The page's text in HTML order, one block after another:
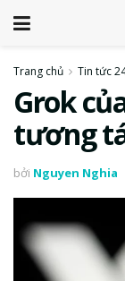
Trang chủ Tin tức
Grok
tương
bởi Nguyen Nghia